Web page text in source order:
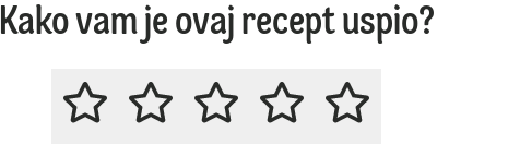
Kako vam je ovaj recept uspio?
OCIJENITE OVAJ RECEPT